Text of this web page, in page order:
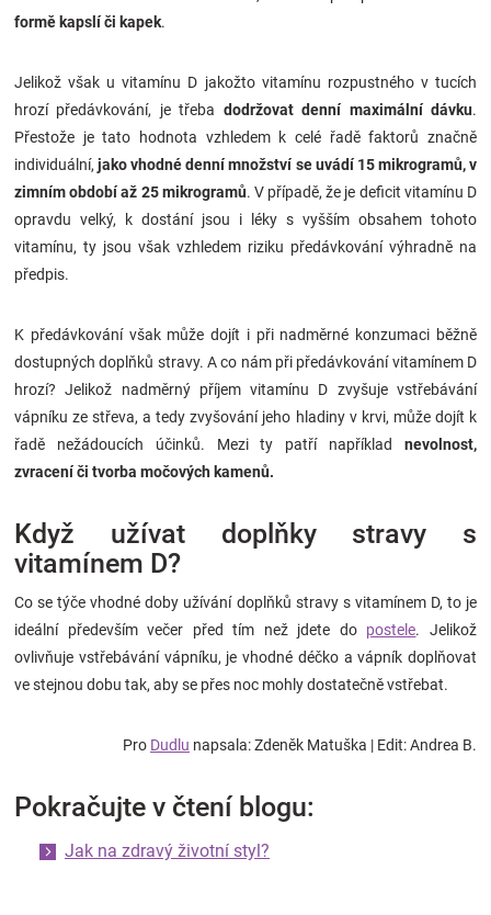
formě kapslí či kapek.
Jelikož však u vitamínu D jakožto vitamínu rozpustného v tucích
hrozí předávkování, je třeba dodržovat denní maximální dávku.
Přestože je tato hodnota vzhledem k celé řadě faktorů značně
individuální, jako vhodné denní množství se uvádí 15 mikrogramů, v
zimním období až 25 mikrogramů. V případě, že je deficit vitamínu D
opravdu velký, k dostání jsou i léky s vyšším obsahem tohoto
vitamínu, ty jsou však vzhledem riziku předávkování výhradně na
předpis.
K předávkování však může dojít i při nadměrné konzumaci běžně
dostupných doplňků stravy. A co nám při předávkování vitamínem D
hrozí? Jelikož nadměrný příjem vitamínu D zvyšuje vstřebávání
vápníku ze střeva, a tedy zvyšování jeho hladiny v krvi, může dojít k
řadě nežádoucích účinků. Mezi ty patří napříkladnevolnost,
zvracení či tvorba močových kamenů.
Když užívat doplňky stravy s
vitamínem D?
Co se týče vhodné doby užívání doplňků stravy s vitamínem D, to je
ideální především večer před tím než jdete do postele. Jelikož
ovlivňuje vstřebávání vápníku, je vhodné déčko a vápník doplňovat
ve stejnou dobu tak, aby se přes noc mohly dostatečně vstřebat.
Pro Dudlu napsala: Zdeněk Matuška | Edit: Andrea B.
Pokračujte v čtení blogu:
Jak na zdravý životní styl?